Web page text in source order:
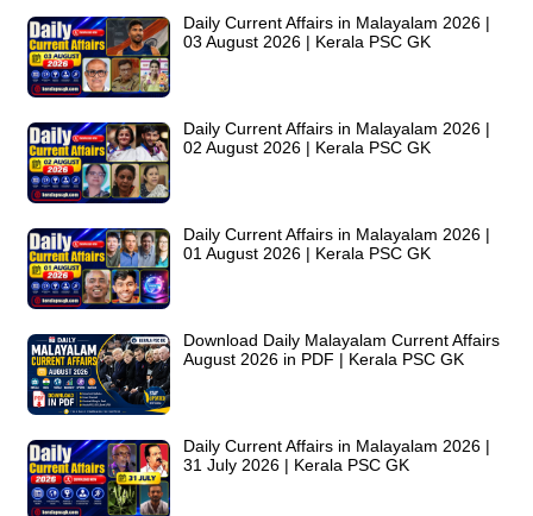
Daily Current Affairs in Malayalam 2026 |
03 August 2026 | Kerala PSC GK
Daily Current Affairs in Malayalam 2026 |
02 August 2026 | Kerala PSC GK
Daily Current Affairs in Malayalam 2026 |
01 August 2026 | Kerala PSC GK
Download Daily Malayalam Current Affairs
August 2026 in PDF | Kerala PSC GK
Daily Current Affairs in Malayalam 2026 |
31 July 2026 | Kerala PSC GK